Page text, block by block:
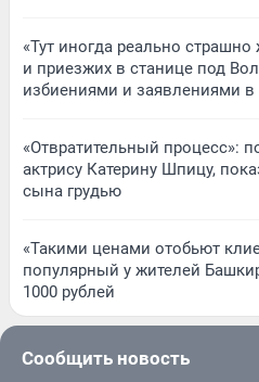
«Тут иногда реально
и приезжих в станице под
избиениями и заявлениями
«Отвратительный процесс»:
актрису Катерину Шпицу,
сына грудью
«Такими ценами отобьют
популярный у жителей
1000 рублей
Сообщить новость